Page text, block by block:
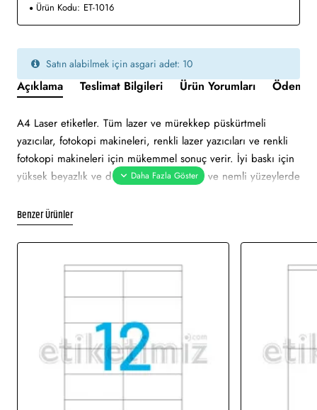
Ürün Kodu: ET-1016
Satın alabilmek için asgari adet: 10
Açıklama Teslimat Bilgileri Ürün Yorumları Ödeme
A4 Laser etiketler. Tüm lazer ve mürekkep püskürtmeli
yazıcılar, fotokopi makineleri, renkli lazer yazıcıları ve renkli
fotokopi makineleri için mükemmel sonuç verir. İyi baskı için
yüksek beyazlık ve düzgün yüzey. Soğuk ve nemli yüzeylerde
sürdürülebilir FSC sertifikalıdır. Etiketler atık kağıt, geri
dönüşümlü karton ambalaj ile% 100 geri dönüştürülebilir.
Etiket beyaz renklidir. Tüm lazer ve mürekkep püskürtmeli
yazıcılarda sorunsuz yazdırmayı onaylar. Soğuk ve nemli
net baskı alınır.
Benzer Ürünler